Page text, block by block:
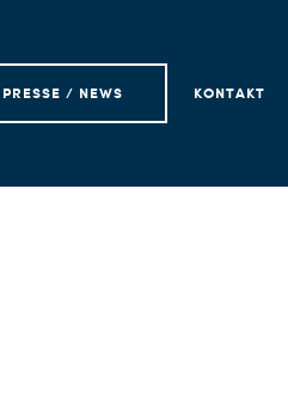
PRESSE / NEWS KONTAKT